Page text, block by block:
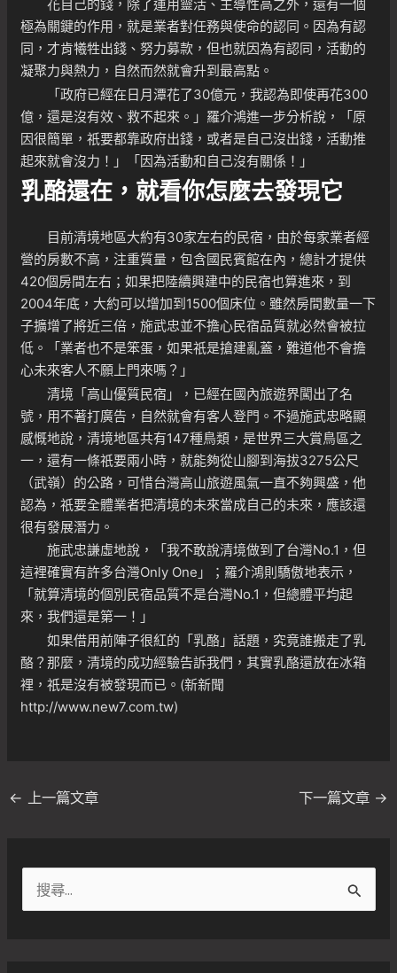
花自己的錢，除了運用靈活、主導性高之外，還有一個
極為關鍵的作用，就是業者對任務與使命的認同。因為有認
同，才肯犧牲出錢、努力募款，但也就因為有認同，活動的
凝聚力與熱力，自然而然就會升到最高點。
「政府已經在日月潭花了30億元，我認為即使再花300
億，還是沒有效、救不起來。」羅介鴻進一步分析說，「原
因很簡單，祇要都靠政府出錢，或者是自己沒出錢，活動推
起來就會沒力！」「因為活動和自己沒有關係！」
乳酪還在，就看你怎麼去發現它
目前清境地區大約有30家左右的民宿，由於每家業者經
營的房數不高，注重質量，包含國民賓館在內，總計才提供
420個房間左右；如果把陸續興建中的民宿也算進來，到
2004年底，大約可以增加到1500個床位。雖然房間數量一下
子擴增了將近三倍，施武忠並不擔心民宿品質就必然會被拉
低。「業者也不是笨蛋，如果祇是搶建亂蓋，難道他不會擔
心未來客人不願上門來嗎？」
清境「高山優質民宿」，已經在國內旅遊界闖出了名
號，用不著打廣告，自然就會有客人登門。不過施武忠略顯
感慨地說，清境地區共有147種鳥類，是世界三大賞鳥區之
一，還有一條祇要兩小時，就能夠從山腳到海拔3275公尺
（武嶺）的公路，可惜台灣高山旅遊風氣一直不夠興盛，他
認為，祇要全體業者把清境的未來當成自己的未來，應該還
很有發展潛力。
施武忠謙虛地說，「我不敢說清境做到了台灣No.1，但
這裡確實有許多台灣Only One」；羅介鴻則驕傲地表示，
「就算清境的個別民宿品質不是台灣No.1，但總體平均起
來，我們還是第一！」
如果借用前陣子很紅的「乳酪」話題，究竟誰搬走了乳
酪？那麼，清境的成功經驗告訴我們，其實乳酪還放在冰箱
裡，祇是沒有被發現而已。(新新聞
http://www.new7.com.tw)
← 上一篇文章 下一篇文章 →
尋